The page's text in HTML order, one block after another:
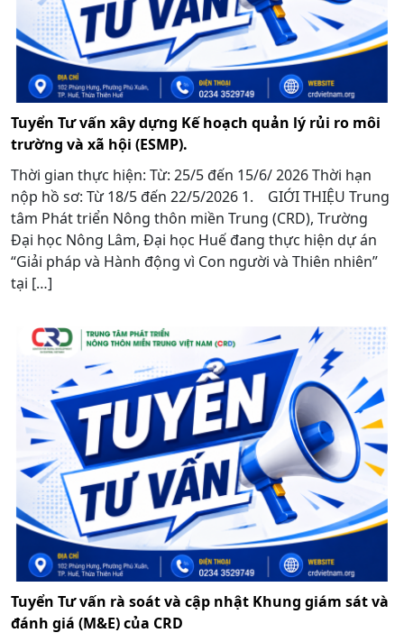
Tuyển Tư vấn xây dựng Kế hoạch quản lý rủi ro môi
trường và xã hội (ESMP).
Thời gian thực hiện: Từ: 25/5 đến 15/6/ 2026 Thời hạn
nộp hồ sơ: Từ 18/5 đến 22/5/2026 1. GIỚI THIỆU Trung
tâm Phát triển Nông thôn miền Trung (CRD), Trường
Đại học Nông Lâm, Đại học Huế đang thực hiện dự án
“Giải pháp và Hành động vì Con người và Thiên nhiên”
tại […]
Tuyển Tư vấn rà soát và cập nhật Khung giám sát và
đánh giá (M&E) của CRD